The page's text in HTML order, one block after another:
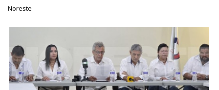
Noreste